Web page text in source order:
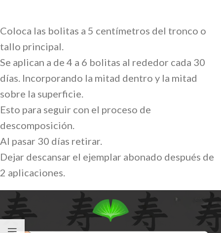
Coloca las bolitas a 5 centímetros del tronco o
tallo principal.
Se aplican a de 4 a 6 bolitas al rededor cada 30
días. Incorporando la mitad dentro y la mitad
sobre la superficie.
Esto para seguir con el proceso de
descomposición.
Al pasar 30 días retirar.
Dejar descansar el ejemplar abonado después de
2 aplicaciones.